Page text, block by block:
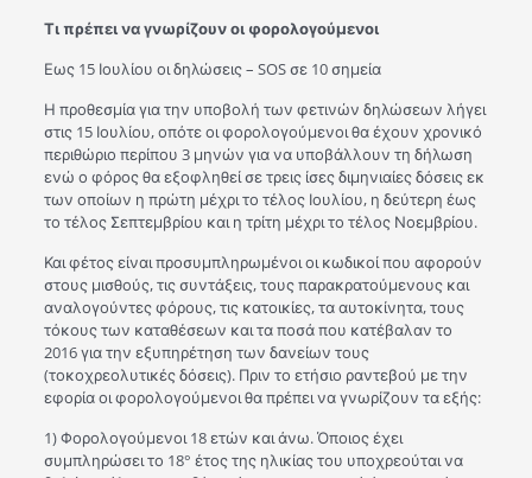
Τι πρέπει να γνωρίζουν οι φορολογούμενοι
Εως 15 Ιουλίου οι δηλώσεις – SOS σε 10 σημεία
Η προθεσμία για την υποβολή των φετινών δηλώσεων λήγει
στις 15 Ιουλίου, οπότε οι φορολογούμενοι θα έχουν χρονικό
περιθώριο περίπου 3 μηνών για να υποβάλλουν τη δήλωση
ενώ ο φόρος θα εξοφληθεί σε τρεις ίσες διμηνιαίες δόσεις εκ
των οποίων η πρώτη μέχρι το τέλος Ιουλίου, η δεύτερη έως
το τέλος Σεπτεμβρίου και η τρίτη μέχρι το τέλος Νοεμβρίου.
Και φέτος είναι προσυμπληρωμένοι οι κωδικοί που αφορούν
στους μισθούς, τις συντάξεις, τους παρακρατούμενους και
αναλογούντες φόρους, τις κατοικίες, τα αυτοκίνητα, τους
τόκους των καταθέσεων και τα ποσά που κατέβαλαν το
2016 για την εξυπηρέτηση των δανείων τους
(τοκοχρεολυτικές δόσεις). Πριν το ετήσιο ραντεβού με την
εφορία οι φορολογούμενοι θα πρέπει να γνωρίζουν τα εξής:
1) Φορολογούμενοι 18 ετών και άνω. Όποιος έχει
συμπληρώσει το 18° έτος της ηλικίας του υποχρεούται να